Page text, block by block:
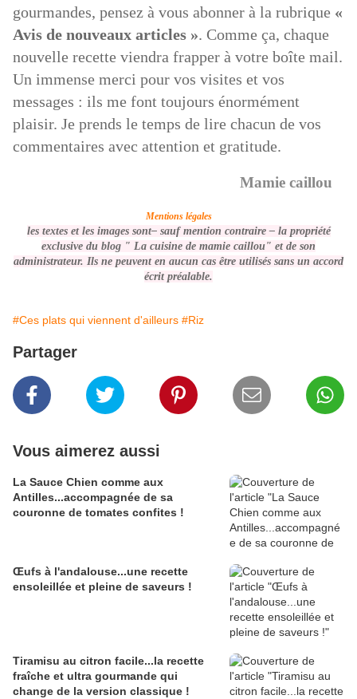
gourmandes, pensez à vous abonner à la rubrique «
Avis de nouveaux articles ». Comme ça, chaque
nouvelle recette viendra frapper à votre boîte mail.
Un immense merci pour vos visites et vos
messages : ils me font toujours énormément
plaisir. Je prends le temps de lire chacun de vos
commentaires avec attention et gratitude.
Mamie caillou
Mentions légales
les textes et les images sont– sauf mention contraire –la propriété
exclusive du blog " La cuisine de mamie caillou" et de son
administrateur. Ils ne peuvent en aucun cas être utilisés sans un accord
écrit préalable.
#Ces plats qui viennent d'ailleurs #Riz
Partager
Vous aimerez aussi
La Sauce Chien comme aux
Antilles...accompagnée de sa
couronne de tomates confites !
Œufs à l'andalouse...une recette
ensoleillée et pleine de saveurs !
Tiramisu au citron facile...la recette
fraîche et ultra gourmande qui
change de la version classique !